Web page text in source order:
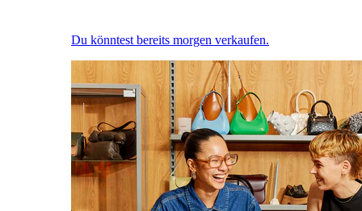
Du könntest bereits morgen verkaufen.